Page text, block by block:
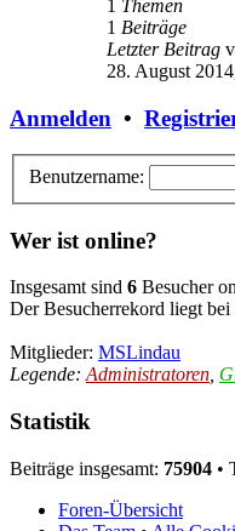
1 Themen
1 Beiträge
Letzter Beitrag
28. August
Anmelden •
Benutzername:
Wer ist online?
Insgesamt sind 6 Besucher
Der Besucherrekord liegt bei
Mitglieder: MSLindau
Legende: Administratoren
Statistik
Beiträge insgesamt: 75904 •
Foren-Übersicht